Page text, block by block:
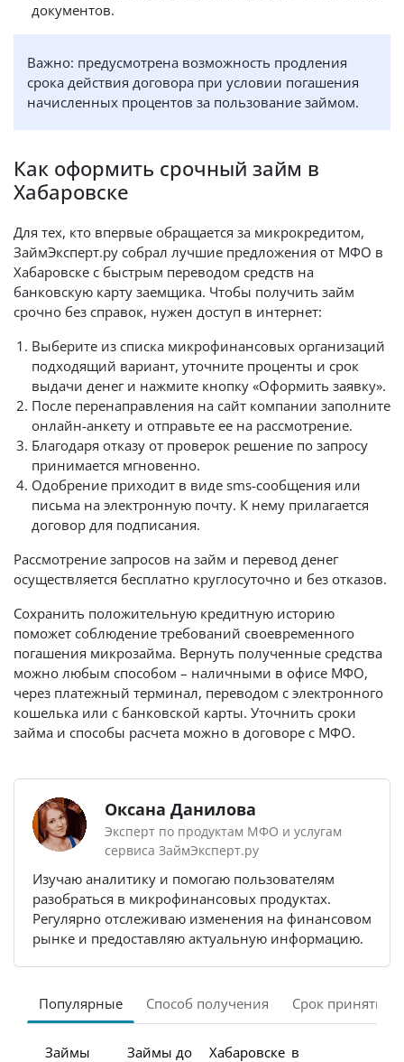
документов.
Важно: предусмотрена возможность продления
срока действия договора при условии погашения
начисленных процентов за пользование займом.
Как оформить срочный займ в
Хабаровске
Для тех, кто впервые обращается за микрокредитом,
ЗаймЭксперт.ру собрал лучшие предложения от МФО в
Хабаровске с быстрым переводом средств на
банковскую карту заемщика. Чтобы получить займ
срочно без справок, нужен доступ в интернет:
Выберите из списка микрофинансовых организаций
подходящий вариант, уточните проценты и срок
выдачи денег и нажмите кнопку «Оформить заявку».
После перенаправления на сайт компании заполните
онлайн-анкету и отправьте ее на рассмотрение.
Благодаря отказу от проверок решение по запросу
принимается мгновенно.
Одобрение приходит в виде sms-сообщения или
письма на электронную почту. К нему прилагается
договор для подписания.
Рассмотрение запросов на займ и перевод денег
осуществляется бесплатно круглосуточно и без отказов.
Сохранить положительную кредитную историю
поможет соблюдение требований своевременного
погашения микрозайма. Вернуть полученные средства
можно любым способом – наличными в офисе МФО,
через платежный терминал, переводом с электронного
кошелька или с банковской карты. Уточнить сроки
займа и способы расчета можно в договоре с МФО.
Оксана Данилова
Эксперт по продуктам МФО и услугам
сервиса ЗаймЭксперт.ру
Изучаю аналитику и помогаю пользователям
разобраться в микрофинансовых продуктах.
Регулярно отслеживаю изменения на финансовом
рынке и предоставляю актуальную информацию.
Популярные Способ получения Срок принятия
Займы
Займы до
Хабаровске в